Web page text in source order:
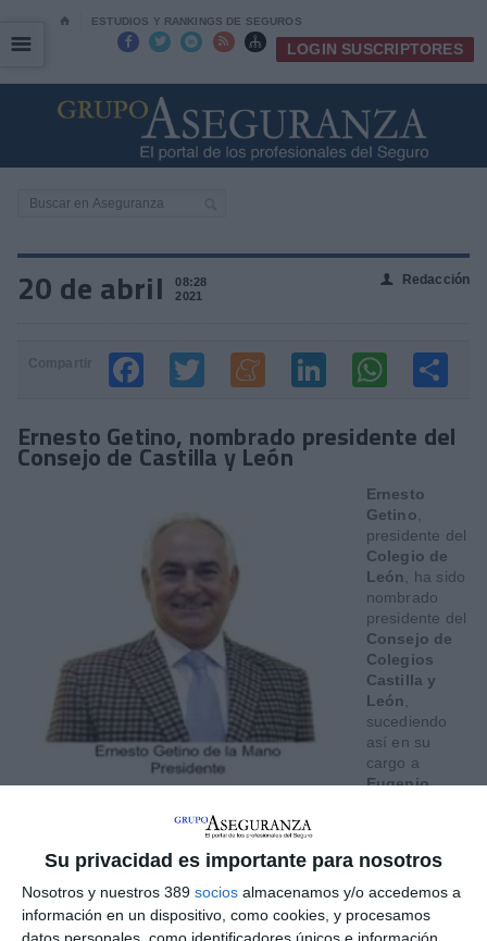
Su privacidad es importante para nosotros
Nosotros y nuestros 389 socios almacenamos y/o accedemos a
información en un dispositivo, como cookies, y procesamos
⌂ ESTUDIOS Y RANKINGS DE SEGUROS
     LOGIN SUSCRIPTORES
☰
☰
20 de abril
08:28
2021
👤 Redacción
Ernesto Getino, nombrado presidente del
Consejo de Castilla y León
Ernesto
Getino
presidente del
Colegio de
León , ha sido
nombrado
presidente del
Consejo de
Colegios
Castilla y
León
sucediendo
así en su
cargo a
Eugenio
Su elección como presidente es unaapuesta por la
continuidaden el rumbo emprendido para cumplir el plan
mediación, según explican en un comunicado.